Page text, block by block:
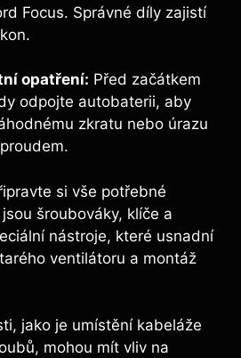
Focus. Správné díly zajistí
opatření: Před začátkem
odpojte autobaterii, aby
zkratu nebo úrazu
si vše potřebné
šroubováky, klíče a
nástroje, které usnadní
ventilátoru a montáž
jako je umístění kabeláže
mohou mít vliv na